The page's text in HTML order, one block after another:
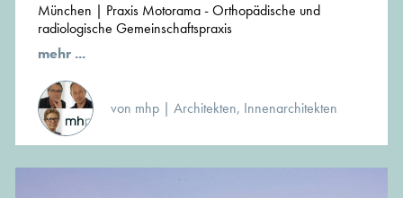
München | Praxis Motorama - Orthopädische und
radiologische Gemeinschaftspraxis
mehr ...
von mhp | Architekten, Innenarchitekten